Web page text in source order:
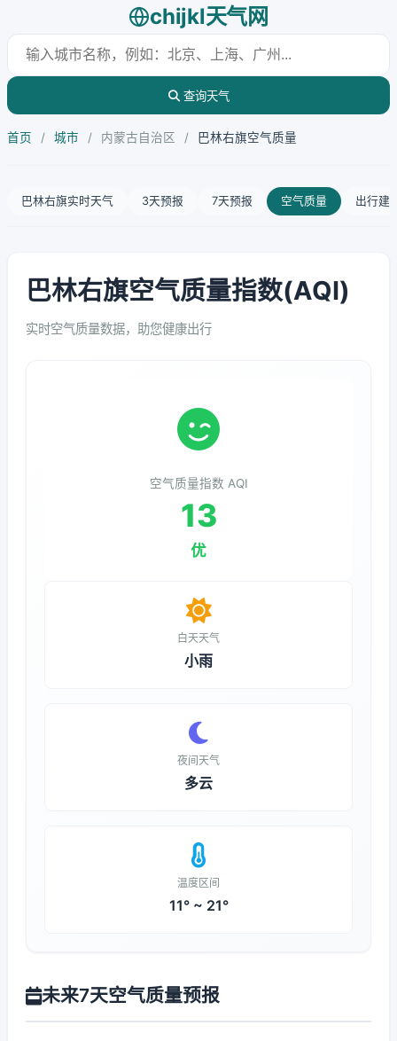
chijkl天气网
查询天气
首页 / 城市 / 内蒙古自治区 / 巴林右旗空气质量
巴林右旗实时天气 3天预报 7天预报 空气质量 出行建
巴林右旗空气质量指数(AQI)
实时空气质量数据，助您健康出行
空气质量指数 AQI
13
优
白天天气
小雨
夜间天气
多云
温度区间
11° ~ 21°
未来7天空气质量预报